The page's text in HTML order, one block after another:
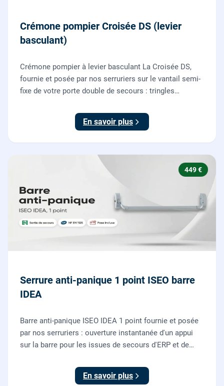
Crémone pompier Croisée DS (levier
basculant)
Crémone pompier à levier basculant La Croisée DS,
fournie et posée par nos serruriers sur le vantail semi-
fixe de votre porte double de secours : tringles
En savoir plus
449 €
Serrure anti-panique 1 point ISEO barre
IDEA
Barre anti-panique ISEO IDEA 1 point fournie et posée
par nos serruriers : ouverture instantanée d'un appui
sur la barre pour les issues de secours d'ERP et de
En savoir plus